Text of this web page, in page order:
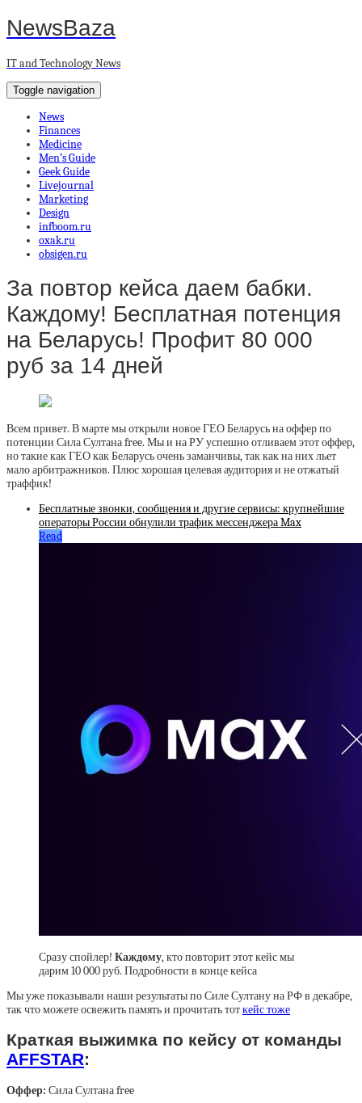
NewsBaza
IT and Technology News
Toggle navigation
News
Finances
Medicine
Men’s Guide
Geek Guide
Livejournal
Marketing
Design
infboom.ru
oxak.ru
obsigen.ru
За повтор кейса даем бабки.
Каждому! Бесплатная потенция
на Беларусь! Профит 80 000
руб за 14 дней
Всем привет. В марте мы открыли новое ГЕО Беларусь на оффер по
потенции Сила Султана free. Мы и на РУ успешно отливаем этот оффер,
но такие как ГЕО как Беларусь очень заманчивы, так как на них льет
мало арбитражников. Плюс хорошая целевая аудитория и не отжатый
траффик!
Бесплатные звонки, сообщения и другие сервисы: крупнейшие
операторы России обнулили трафик мессенджера Max
Read
Сразу спойлер! Каждому, кто повторит этот кейс мы
дарим 10 000 руб. Подробности в конце кейса
Мы уже показывали наши результаты по Силе Султану на РФ в декабре,
так что можете освежить память и прочитать тоткейс тоже
Краткая выжимка по кейсу от команды
AFFSTAR:
Оффер: Сила Султана free